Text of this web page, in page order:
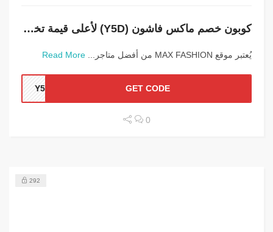
كوبون خصم ماكس فاشون (Y5D) لأعلى قيمة تخفيض
يُعتبر موقع MAX FASHION من أفضل متاجر... Read More
GET CODE
0
292